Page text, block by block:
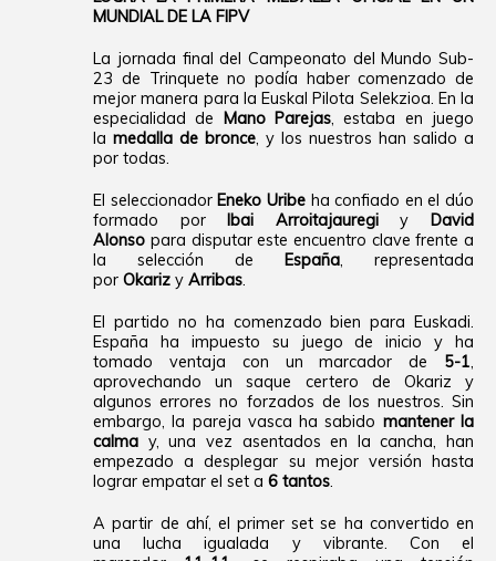
MUNDIAL DE LA FIPV
La jornada final del Campeonato del Mundo Sub-
23 de Trinquete no podía haber comenzado de
mejor manera para la Euskal Pilota Selekzioa. En la
especialidad de Mano Parejas, estaba en juego
lamedalla de bronce, y los nuestros han salido a
por todas.
El seleccionador Eneko Uribe ha confiado en el dúo
formado por Ibai Arroitajauregiy David
Alonso para disputar este encuentro clave frente a
la selección de España, representada
porOkariz yArribas.
El partido no ha comenzado bien para Euskadi.
España ha impuesto su juego de inicio y ha
tomado ventaja con un marcador de 5-1,
aprovechando un saque certero de Okariz y
algunos errores no forzados de los nuestros. Sin
embargo, la pareja vasca ha sabido mantener la
calma y, una vez asentados en la cancha, han
empezado a desplegar su mejor versión hasta
lograr empatar el set a6 tantos.
A partir de ahí, el primer set se ha convertido en
una lucha igualada y vibrante. Con el